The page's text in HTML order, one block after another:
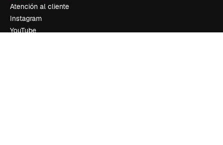
Atención al cliente
Instagram
YouTube